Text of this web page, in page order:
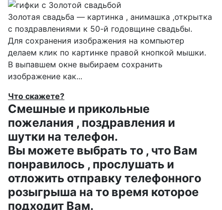
Золотая свадьба — картинка , анимашка ,открытка
с поздравлениями к 50-й годовщине свадьбы.
Для сохранения изображения на компьютер
делаем клик по картинке правой кнопкой мышки.
В выпавшем окне выбираем сохранить
изображение как...
Что скажете?
Смешные и прикольные
пожелания , поздравления и
шутки на телефон.
Вы можете выбрать то , что Вам
понравилось , прослушать и
отложить отправку телефонного
розыгрыша на то время которое
подходит Вам.